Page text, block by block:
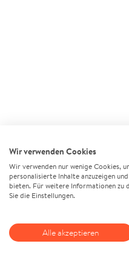
Wir verwenden Cookies
Wir verwenden nur wenige Cookies,
personalisierte Inhalte anzuzeigen
bieten. Für weitere Informationen zu
Sie die Einstellungen.
Alle akzeptieren